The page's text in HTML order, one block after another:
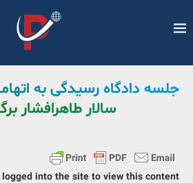
جلسه دادگاه رسیدگی به
سالار طاهرافشار
into the site to view this content.